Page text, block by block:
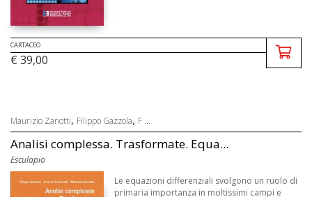
CARTACEO
€ 39,00
Maurizio Zanotti, Filippo Gazzola, F ...
Analisi complessa. Trasformate. Equa...
Esculapio
Le equazioni differenziali svolgono un ruolo di
primaria importanza in moltissimi campi e